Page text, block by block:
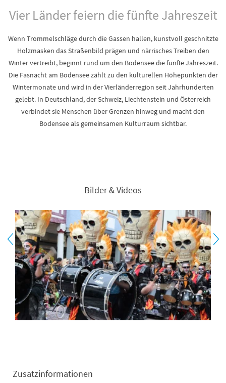
Vier Länder feiern die fünfte Jahreszeit
Wenn Trommelschläge durch die Gassen hallen, kunstvoll geschnitzte
Holzmasken das Straßenbild prägen und närrisches Treiben den
Winter vertreibt, beginnt rund um den Bodensee die fünfte Jahreszeit.
Die Fasnacht am Bodensee zählt zu den kulturellen Höhepunkten der
Wintermonate und wird in der Vierländerregion seit Jahrhunderten
gelebt. In Deutschland, der Schweiz, Liechtenstein und Österreich
verbindet sie Menschen über Grenzen hinweg und macht den
Bodensee als gemeinsamen Kulturraum sichtbar.
Bilder & Videos
Zusatzinformationen